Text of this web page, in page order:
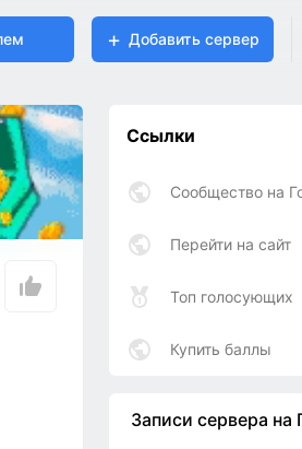
Добавить сервер
Ссылки
Сообщество на
Перейти на сайт
Топ голосующих
Купить баллы
Записи сервера на